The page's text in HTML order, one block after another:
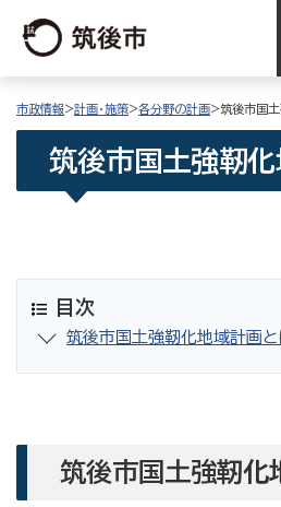
市政情報>計画・施策>各分野の計画>筑後市国
筑後市国土強靭
目次
筑後市国土強靭化地域計画と
筑後市国土強靭化